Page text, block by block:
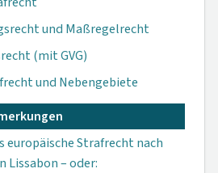
und Maßregelrecht
(mit GVG)
und Nebengebiete
europäische Strafrecht nach
Lissabon – oder: